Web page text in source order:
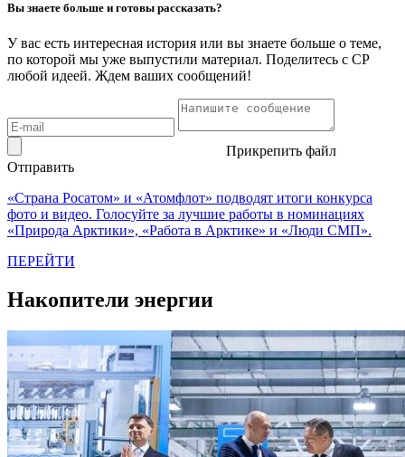
Вы знаете больше и готовы рассказать?
У вас есть интересная история или вы знаете больше о теме,
по которой мы уже выпустили материал. Поделитесь с СР
любой идеей. Ждем ваших сообщений!
Прикрепить файл
Отправить
«Страна Росатом» и «Атомфлот» подводят итоги конкурса
фото и видео. Голосуйте за лучшие работы в номинациях
«Природа Арктики», «Работа в Арктике» и «Люди СМП».
ПЕРЕЙТИ
Накопители энергии